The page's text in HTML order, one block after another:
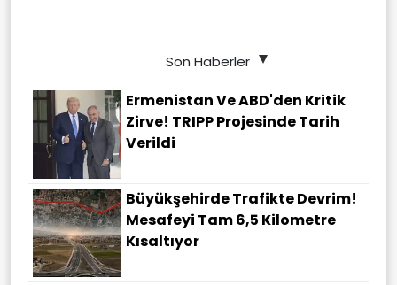
Son Haberler
Ermenistan Ve ABD'den Kritik
Zirve! TRIPP Projesinde Tarih
Verildi
Büyükşehirde Trafikte Devrim!
Mesafeyi Tam 6,5 Kilometre
Kısaltıyor